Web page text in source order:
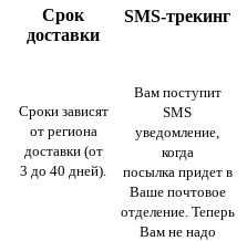
Срок
доставки
Сроки зависят
от региона
доставки (от
3 до 40 дней).
SMS-трекинг
Вам поступит
SMS
уведомление,
когда
посылка придет в
Ваше почтовое
отделение. Теперь
Вам не надо